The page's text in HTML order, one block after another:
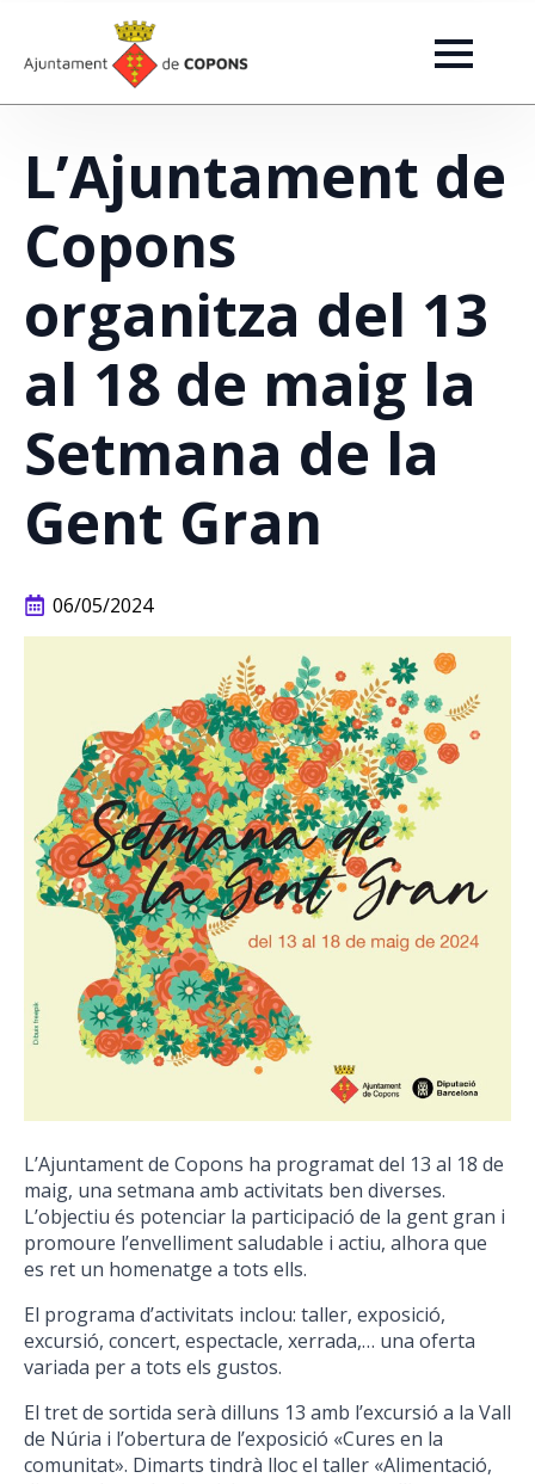
L’Ajuntament de
Copons
organitza del 13
al 18 de maig la
Setmana de la
Gent Gran
06/05/2024
L’Ajuntament de Copons ha programat del 13 al 18 de
maig, una setmana amb activitats ben diverses.
L’objectiu és potenciar la participació de la gent gran i
promoure l’envelliment saludable i actiu, alhora que
es ret un homenatge a tots ells.
El programa d’activitats inclou: taller, exposició,
excursió, concert, espectacle, xerrada,… una oferta
variada per a tots els gustos.
El tret de sortida serà dilluns 13 amb l’excursió a la Vall
de Núria i l’obertura de l’exposició «Cures en la
comunitat». Dimarts tindrà lloc el taller «Alimentació,